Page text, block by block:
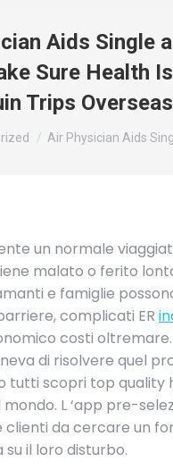
Aids Single
Sure Health
Trips Overseas
Air Physician Aids
un normale
malato o ferito
e famiglie
complicati ER
costi
di risolvere quel
tutti scopri top quality
L ‘app pre-
clienti da cercare un
il loro disturbo.